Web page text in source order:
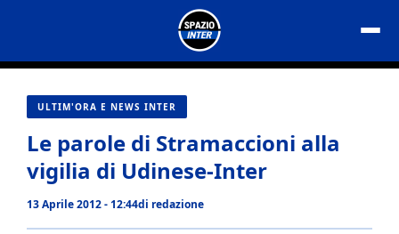
contenuto
ULTIM'ORA E NEWS INTER
Le parole di Stramaccioni alla
vigilia di Udinese-Inter
13 Aprile 2012 - 12:44di redazione